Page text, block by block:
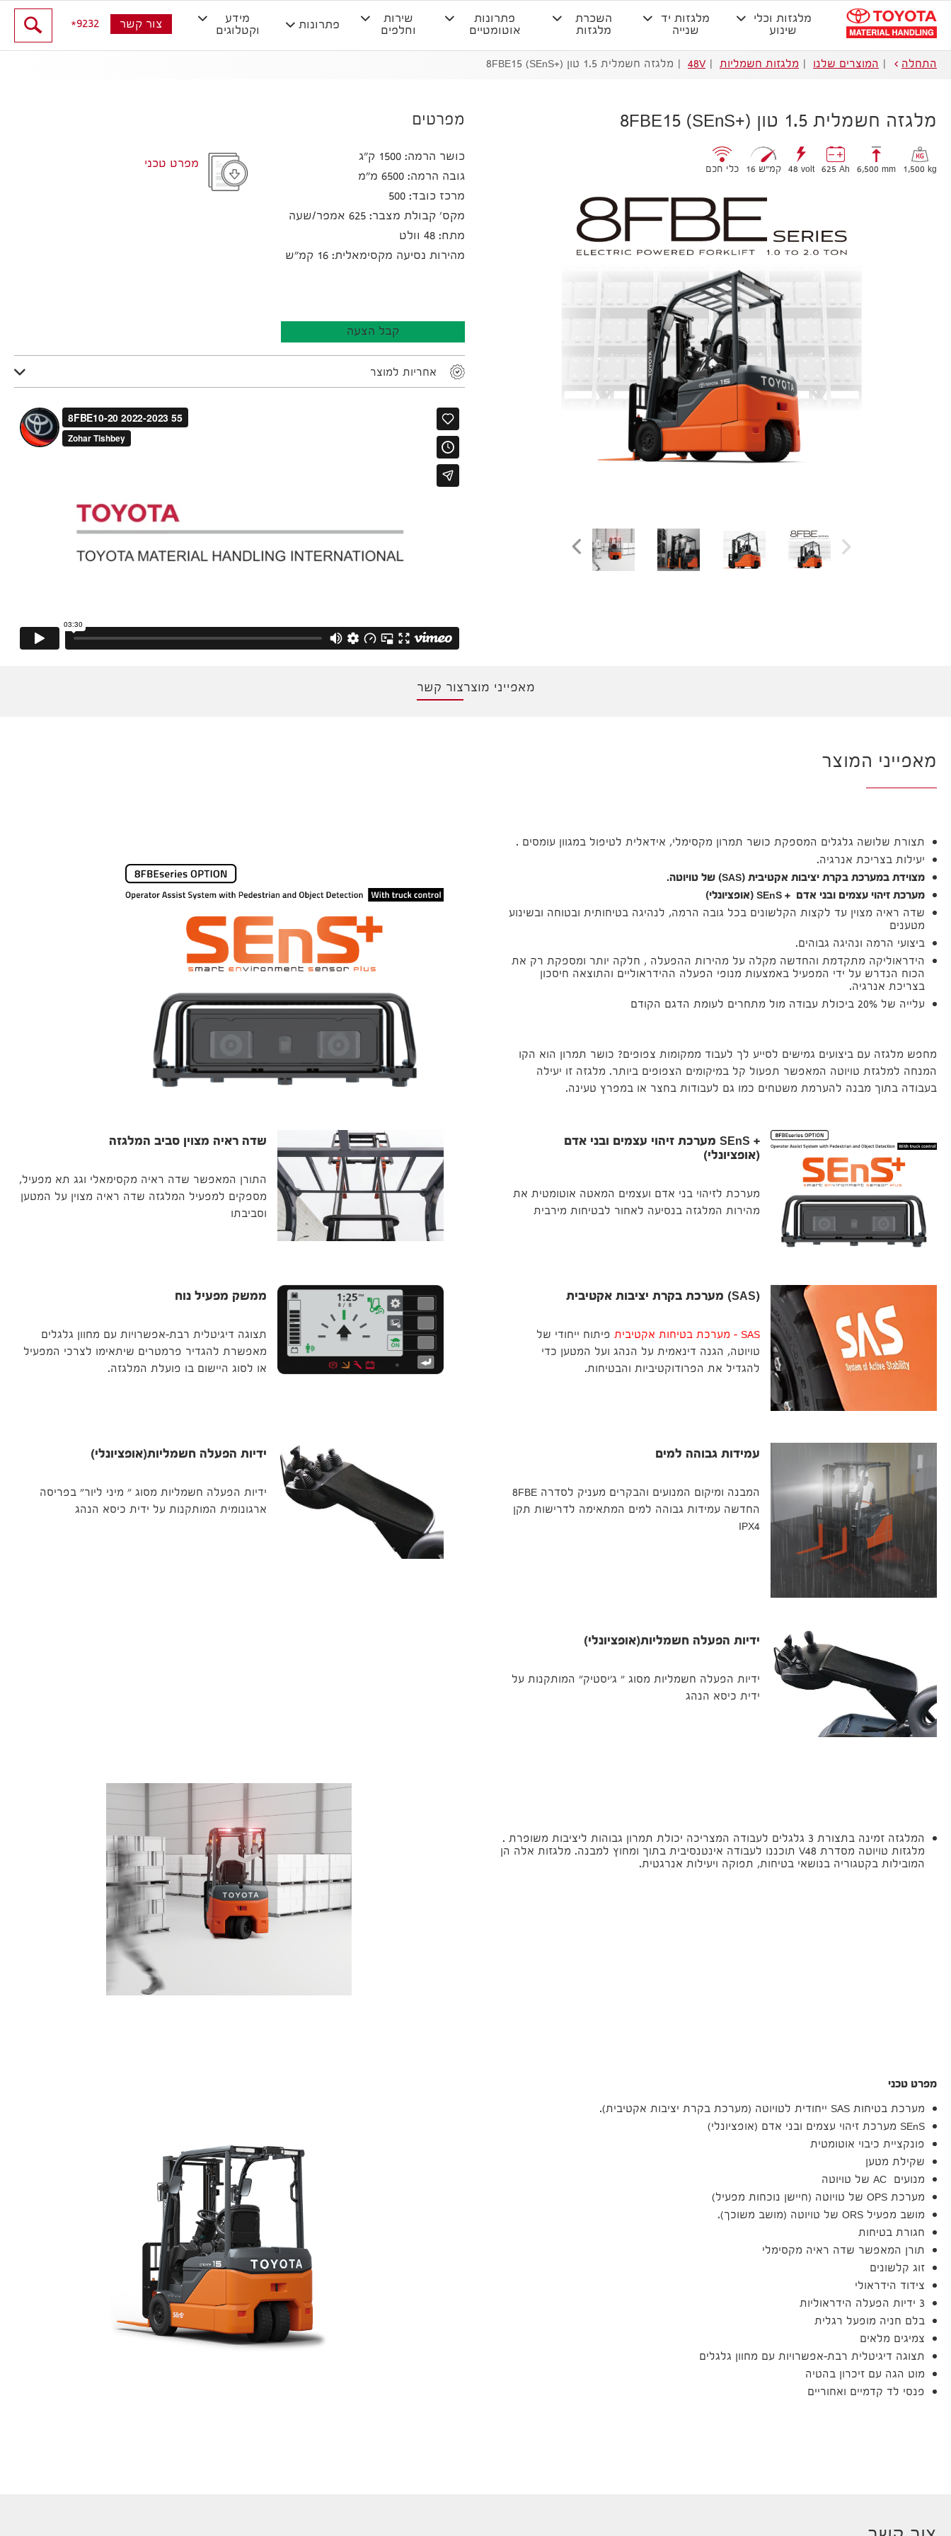
מלגזות וכלי
שינוע
מלגזות יד
שנייה
השכרת
מלגזות
פתרונות
אוטומטיים
שירות
וחלפים
פתרונות
מידע
וקטלוגים
צור קשר 9232
התחלה המוצרים שלנו מלגזות חשמליות 48V מלגזה חשמלית 1.5 טון (+SEnS) 8FBE15
מלגזה חשמלית 1.5 טון (+SEnS) 8FBE15
1,500 kg
6,500 mm
625 Ah
48 volt 16 קמ״ש כלי חכם
מפרטים
כושר הרמה: 1500 ק"ג
גובה הרמה: 6500 מ"מ
מרכז כובד: 500
מקס' קבולת מצבר: 625 אמפר/שעה
מתח: 48 וולט
מהירות נסיעה מקסימאלית: 16 קמ"ש
מפרט טכני
קבל הצעה
אחריות למוצר
מאפייני מוצרצור קשר
מאפייני המוצר
תצורת שלושה גלגלים המספקת כושר תמרון מקסימלי, אידאלית לטיפול במגוון עומסים .
יעילות בצריכת אנרגיה.
מצוידת במערכת בקרת יציבות אקטיבית (SAS) של טויוטה.
מערכת זיהוי עצמים ובני אדם + SEnS (אופציונלי)
שדה ראיה מצוין עד לקצות הקלשונים בכל גובה הרמה, לנהיגה בטיחותית ובטוחה ובשינוע
מטענים
ביצועי הרמה ונהיגה גבוהים.
הידראוליקה מתקדמת והחדשה מקלה על מהירות ההפעלה , חלקה יותר ומספקת רק את
הכוח הנדרש על ידי המפעיל באמצעות מנופי הפעלה ההידראוליים והתוצאה חיסכון
בצריכת אנרגיה.
עלייה של 20% ביכולת עבודה מול מתחרים לעומת הדגם הקודם
מחפש מלגזה עם ביצועים גמישים לסייע לך לעבוד ממקומות צפופים? כושר תמרון הוא הקו
המנחה למלגזת טויוטה המאפשר תפעול קל במיקומים הצפופים ביותר. מלגזה זו יעילה
בעבודה בתוך מבנה להערמת משטחים כמו גם לעבודות בחצר או במפרץ טעינה.
+ SEnS מערכת זיהוי עצמים ובני אדם
(אופציונלי)
מערכת לזיהוי בני אדם ועצמים המאטה אוטומטית את
מהירות המלגזה בנסיעה לאחור לבטיחות מירבית
שדה ראיה מצוין סביב המלגזה
התורן המאפשר שדה ראיה מקסימאלי וגג תא מפעיל,
מספקים למפעיל המלגזה שדה ראיה מצוין על המטען
וסביבתו
(SAS) מערכת בקרת יציבות אקטיבית
SAS – מערכת בטיחות אקטיבית
פיתוח ייחודי של
טויוטה, הגנה דינאמית על הנהג ועל המטען כדי
להגדיל את הפרודוקטיביות והבטיחות.
ממשק מפעיל נוח
תצוגה דיגיטלית רבת-אפשרויות עם מחוון גלגלים
מאפשרת להגדיר פרמטרים שיתאימו לצרכי המפעיל
או לסוג היישום בו פועלת המלגזה.
עמידות גבוהה למים
המבנה ומיקום המנועים והבקרים מעניק לסדרה 8FBE
החדשה עמידות גבוהה למים המתאימה לדרישות תקן
IPX4
ידיות הפעלה חשמליות(אופציונלי)
ידיות הפעלה חשמליות מסוג " מיני ליור" בפריסה
ארגונומית המותקנות על ידית כיסא הנהג
ידיות הפעלה חשמליות(אופציונלי)
ידיות הפעלה חשמליות מסוג " ג'יסטיק" המותקנות על
ידית כיסא הנהג
המלגזה זמינה בתצורת 3 גלגלים לעבודה המצריכה יכולת תמרון גבוהות ליציבות משופרת .
מלגזות טויוטה מסדרת V48 תוכננו לעבודה אינטנסיבית בתוך ומחוץ למבנה. מלגזות אלה הן
המובילות בקטגוריה בנושאי בטיחות, תפוקה ויעילות אנרגטית.
מפרט טכני
מערכת בטיחות SAS ייחודית לטויוטה (מערכת בקרת יציבות אקטיבית).
SEnS מערכת זיהוי עצמים ובני אדם (אופציונלי)
פונקציית כיבוי אוטומטית
שקילת מטען
מנועים AC של טויוטה
מערכת OPS של טויוטה (חיישן נוכחות מפעיל)
מושב מפעיל ORS של טויוטה (מושב משוכך).
חגורת בטיחות
תורן המאפשר שדה ראיה מקסימלי
זוג קלשונים
צידוד הידראולי
3 ידיות הפעלה הידראוליות
בלם חניה מופעל רגלית
צמיגים מלאים
תצוגה דיגיטלית רבת-אפשרויות עם מחוון גלגלים
מוט הגה עם זיכרון בהטיה
פנסי לד קדמיים ואחוריים